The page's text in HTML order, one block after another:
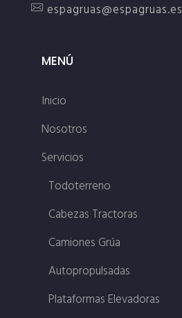
espagruas@espagruas.es
MENÚ
Inicio
Nosotros
Servicios
Todoterreno
Cabezas Tractoras
Camiones Grúa
Autopropulsadas
Plataformas Elevadoras